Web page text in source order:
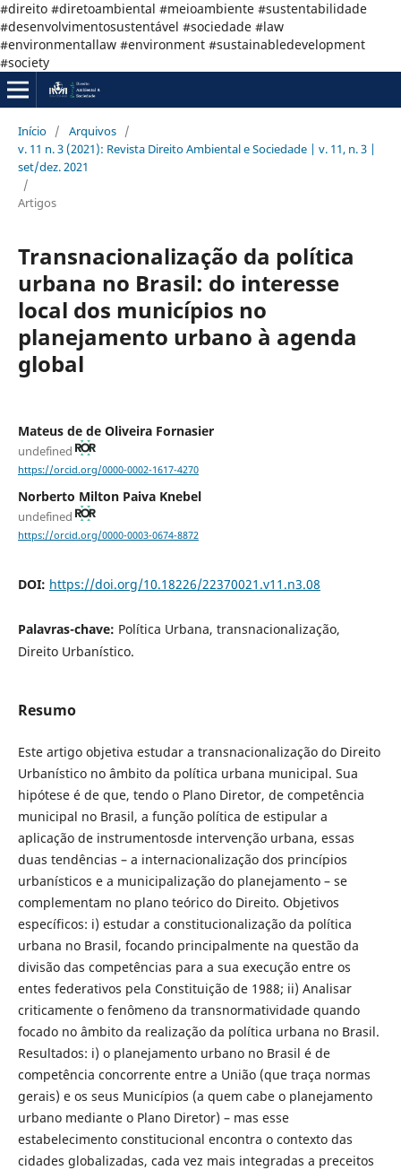
#direito #diretoambiental #meioambiente #sustentabilidade
#desenvolvimentosustentável #sociedade #law
#environmentallaw #environment #sustainabledevelopment
#society
Início / Arquivos /
v. 11 n. 3 (2021): Revista Direito Ambiental e Sociedade | v. 11, n. 3 |
set/dez. 2021
/
Artigos
Transnacionalização da política
urbana no Brasil: do interesse
local dos municípios no
planejamento urbano à agenda
global
Mateus de de Oliveira Fornasier
undefined
https://orcid.org/0000-0002-1617-4270
Norberto Milton Paiva Knebel
undefined
https://orcid.org/0000-0003-0674-8872
DOI: https://doi.org/10.18226/22370021.v11.n3.08
Palavras-chave: Política Urbana, transnacionalização,
Direito Urbanístico.
Resumo
Este artigo objetiva estudar a transnacionalização do Direito
Urbanístico no âmbito da política urbana municipal. Sua
hipótese é de que, tendo o Plano Diretor, de competência
municipal no Brasil, a função política de estipular a
aplicação de instrumentosde intervenção urbana, essas
duas tendências – a internacionalização dos princípios
urbanísticos e a municipalização do planejamento – se
complementam no plano teórico do Direito. Objetivos
específicos: i) estudar a constitucionalização da política
urbana no Brasil, focando principalmente na questão da
divisão das competências para a sua execução entre os
entes federativos pela Constituição de 1988; ii) Analisar
criticamente o fenômeno da transnormatividade quando
focado no âmbito da realização da política urbana no Brasil.
Resultados: i) o planejamento urbano no Brasil é de
competência concorrente entre a União (que traça normas
gerais) e os seus Municípios (a quem cabe o planejamento
urbano mediante o Plano Diretor) – mas esse
estabelecimento constitucional encontra o contexto das
cidades globalizadas, cada vez mais integradas a preceitos